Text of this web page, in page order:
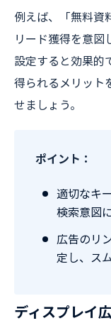
例えば、「無料資
リード獲得を意図
設定すると効果的
得られるメリット
せましょう。
ポイント：
適切なキ
検索意図
広告のリ
定し、ス
ディスプレイ